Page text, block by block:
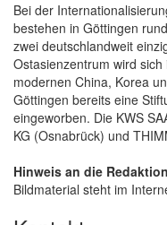
Bei der
bestehen in Göttingen
zwei deutschlandweit
Ostasienzentrum wird
modernen China, Korea
Göttingen bereits eine
eingeworben. Die KWS
KG (Osnabrück) und
Hinweis an die
Bildmaterial steht im